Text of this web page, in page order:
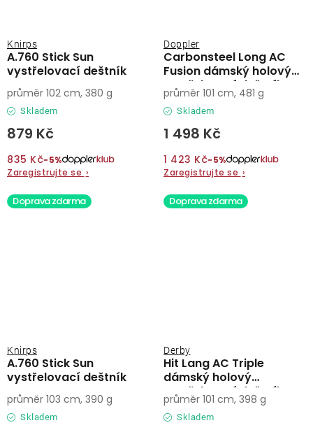
A.760 Stick Sun
vystřelovací deštník
Knirps
Skladem
879 Kč
835 Kč−5%
Zaregistrujte se ›
průměr 102 cm, 380 g
Carbonsteel Long AC
Fusion dámský holový
vystřelovací deštník
Doppler
Skladem
1 498 Kč
1 423 Kč−5%
Zaregistrujte se ›
průměr 101 cm, 481 g
Doprava zdarma
A.760 Stick Sun
vystřelovací deštník
Knirps
Skladem
průměr 103 cm, 390 g
Doprava zdarma
Hit Lang AC Triple
dámský holový
vystřelovací deštník
Derby
Skladem
průměr 101 cm, 398 g